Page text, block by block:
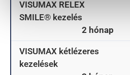
VISUMAX RELEX
SMILE® kezelés
2 hónap
VISUMAX kétlézeres
kezelések